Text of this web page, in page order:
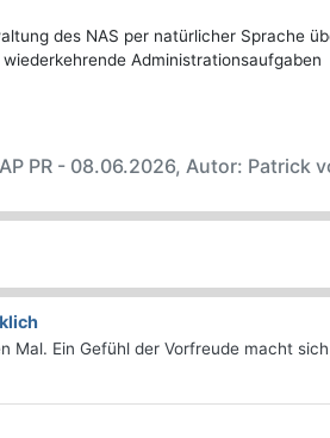
des NAS per natürlicher Sprache
Administrationsaufgaben
PR - 08.06.2026, Autor: Patrick
Mal. Ein Gefühl der Vorfreude macht